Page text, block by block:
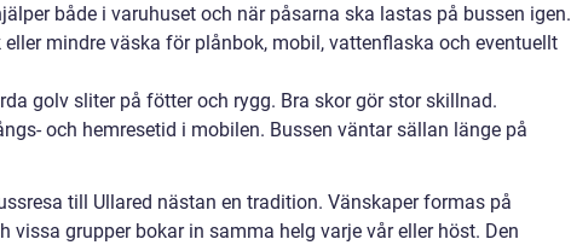
både i varuhuset och när påsarna ska lastas på bussen igen.
mindre väska för plånbok, mobil, vattenflaska och eventuellt
golv sliter på fötter och rygg. Bra skor gör stor skillnad.
och hemresetid i mobilen. Bussen väntar sällan länge på
till Ullared nästan en tradition. Vänskaper formas på
vissa grupper bokar in samma helg varje vår eller höst. Den